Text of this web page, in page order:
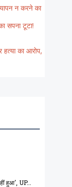
न करने का
सपना टूटा!
का आरोप,
हुआ', UP...